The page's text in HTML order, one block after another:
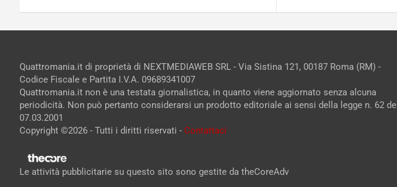
Quattromania.it di proprietà di NEXTMEDIAWEB SRL - Via Sistina 121, 00187 Roma (RM) -
Codice Fiscale e Partita I.V.A. 09689341007
Quattromania.it non è una testata giornalistica, in quanto viene aggiornato senza alcuna
periodicità. Non può pertanto considerarsi un prodotto editoriale ai sensi della legge n. 62 del
07.03.2001
Copyright ©2026 - Tutti i diritti riservati - Contattaci
Le attività pubblicitarie su questo sito sono gestite da theCoreAdv